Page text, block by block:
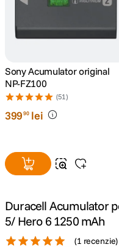
8. ulanzi
9. insta 360
Sony Acumulator original
NP-FZ100
(51)
39990 lei
Duracell Acumulator
5/ Hero 6 1250 mAh
(1 recenzie)